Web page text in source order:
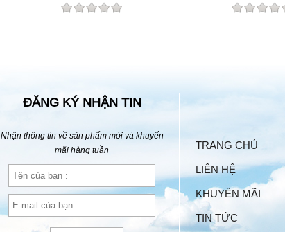
ĐĂNG KÝ NHẬN TIN
Nhận thông tin về sản phẩm mới và khuyến
mãi hàng tuần
TRANG CHỦ
LIÊN HỆ
KHUYẾN MÃI
TIN TỨC